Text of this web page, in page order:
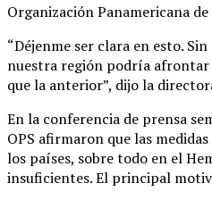
Organización Panamericana de
“Déjenme ser clara en esto.
nuestra región podría afrontar
que la anterior”, dijo la
En la conferencia de prensa
OPS afirmaron que las
los países, sobre todo en el
insuficientes. El principal